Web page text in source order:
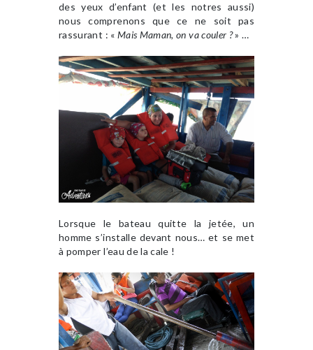
des yeux d’enfant (et les notres aussi)
nous comprenons que ce ne soit pas
rassurant : « Mais Maman, on va couler ?» …
Lorsque le bateau quitte la jetée, un
homme s’installe devant nous… et se met
à pomper l’eau de la cale !